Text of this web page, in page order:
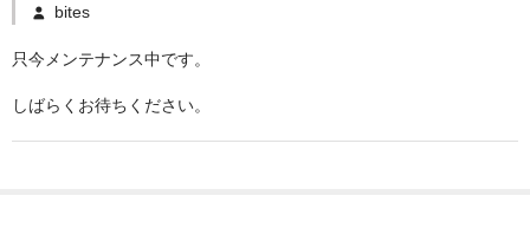
bites
只今メンテナンス中です。
しばらくお待ちください。